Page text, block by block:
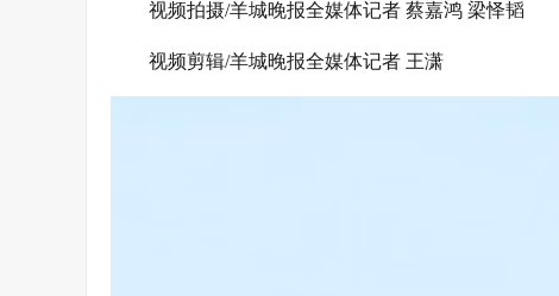
视频拍摄/羊城晚报全媒体记者 蔡嘉鸿 梁怿韬
视频剪辑/羊城晚报全媒体记者 王潇